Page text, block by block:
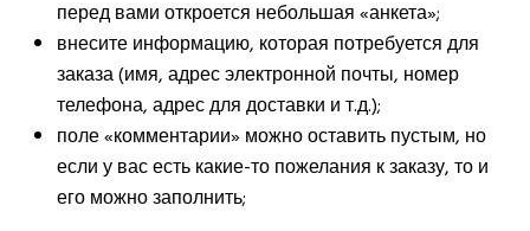
перед вами откроется небольшая «анкета»;
внесите информацию, которая потребуется для
заказа (имя, адрес электронной почты, номер
телефона, адрес для доставки и т.д.);
поле «комментарии» можно оставить пустым, но
если у вас есть какие-то пожелания к заказу, то и
его можно заполнить;